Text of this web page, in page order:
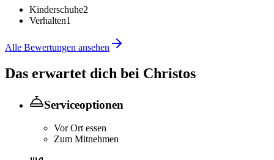
Kinderschuhe2
Verhalten1
Alle Bewertungen ansehen
Das erwartet dich bei Christos
Serviceoptionen
Vor Ort essen
Zum Mitnehmen